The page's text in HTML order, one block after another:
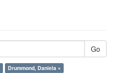
Go
Drummond, Daniela ×